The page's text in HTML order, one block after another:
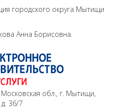
городского округа Мытищи
Анна Борисовна.
обл., г. Мытищи,
36/7